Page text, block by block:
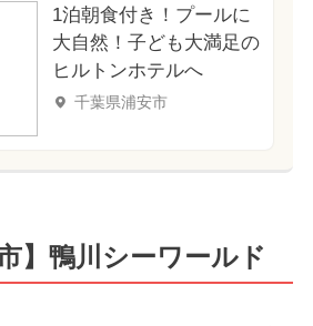
1泊朝食付き！プールに
大自然！子ども大満足の
ヒルトンホテルへ
千葉県浦安市
】鴨川シーワールド